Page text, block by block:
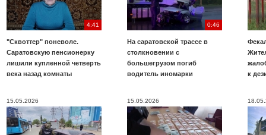
4:41
"Сквоттер" поневоле.
Саратовскую пенсионерку
лишили купленной четверть
века назад комнаты
0:46
На саратовской трассе в
столкновении с
большегрузом погиб
водитель иномарки
к
15.05.2026 15.05.2026